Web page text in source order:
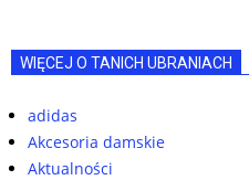
WIĘCEJ O TANICH UBRANIACH
adidas
Akcesoria damskie
Aktualności